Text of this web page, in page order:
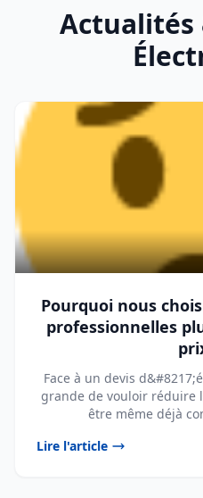
Actualités
Pourquoi nous
professionnelles
Face à un devis
grande de vouloir réduire
être même déjà
Lire l'article